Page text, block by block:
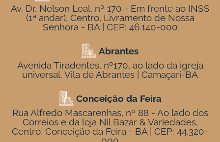
Av. Dr. Nelson Leal, nº 170 - Em frente ao INSS
(1ª andar), Centro, Livramento de Nossa
Senhora - BA | CEP: 46.140-000
Abrantes
Avenida Tiradentes, nº170, ao lado da igreja
universal. Vila de Abrantes | Camaçari-BA
Conceição da Feira
Rua Alfredo Mascarenhas, nº 88 - Ao lado dos
Correios e da loja Nil Bazar & Variedades,
Centro, Conceição da Feira - BA | CEP: 44.320-